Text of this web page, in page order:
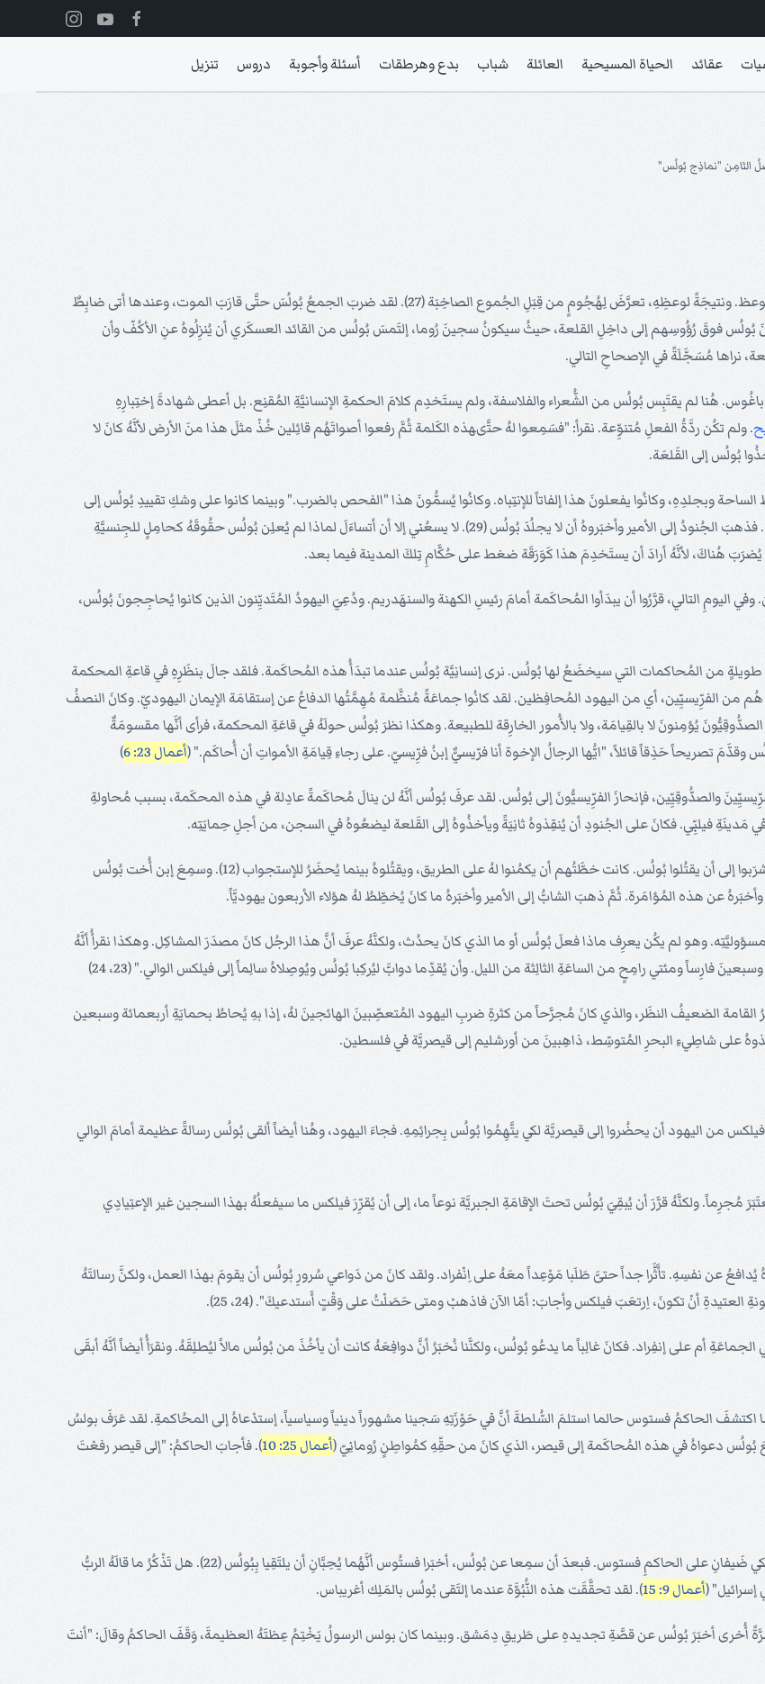
عقائد الحياة المسيحية العائلة شباب بدع وهرطقات أسئلة وأجوبة دروس تنزيل
الثامِن "نماذِج بُولُس"
في الإصحاح الحادِي والعشرين، نقرَأُ أنَّ بُولُس وصَلَ إلى أُورشليم وبدَأَ بالوعظ. ونتيجَةً لوعظِهِ، تعرَّضَ لِهُجُومٍ من قِبَلِ الجُموع الصاخِبَة (27). لقد ضربَ الجمعُ بُولُسَ حتَّى قارَبَ الموت، وعندها أتى ضابِطٌ
بُولُس فوقَ رُؤُوسِهم إلى داخِلِ القلعة، حيثُ سيكونُ سجينَ رُوما، إلتَمسَ بُولُس من القائد العسكَري أن يُنزِلُوهُ عنِ الأكُفّ وأن
نراها مُسَجَّلَةً في الإصحاحِ التالي.
هُنا لم يقتَبِس بُولُس من الشُّعراء والفلاسفة، ولم يستَخدِم كلامَ الحكمةِ الإنسانيَّةِ المُقنِع. بل أعطى شهادةَ إختِبارِهِ
. ولم تكُن ردَّةُ الفعلِ مُتنوِّعة. نقرأ: "فسَمِعوا لهُ حتَّىهذه الكَلمة ثُمَّ رفعوا أصواتَهُم قائِلين خُذْ مثلَ هذا منَ الأرض لأنَّهُ كانَ لا
وبجلدِهِ، وكانُوا يفعلونَ هذا إلفاتاً للإنتِباه. وكانُوا يُسمُّونَ هذا "الفحص بالضرب." وبينما كانوا على وشكِ تقييدِ بُولُس إلى
عامُودٍ لضربِهِ، قالَ بُولُس للجُنود الذينَ كانُوا يُقيِّدُونَهُ أنَّهُ مُواطِنٌ رُومانِيّ. فذهبَ الجُنودُ إلى الأمير وأخبَروهُ أن لا يجلُدَ بُولُس (29). لا يسعُني إلا أن أتساءَلَ لماذا لم يُعلِن بُولُس حقُوقَهُ كحامِلٍ للجِنسيَّةِ
يُضرَبَ هُناكَ، لأنَّهُ أرادَ أن يستَخدِمَ هذا كَوَرَقَة ضغط على حُكَّامِ تِلكَ المدينة فيما بعد.
التالي، قرَّرُوا أن يبدَأوا المُحاكَمة أمامَ رئيسِ الكهنة والسنهَدريم. ودُعِيَ اليهودُ المُتَديِّنون الذين كانوا يُحاجِجونَ بُولُس،
مُحاكمَةٍ من سلسلةٍ طويلةٍ من المُحاكمات التي سيخضَعُ لها بُولُس. نرى إنسانِيَّة بُولُس عندما تبدَأُ هذه المُحاكَمة. فلقد جالَ بنظَرِهِ في قاعةِ المحكمة
الفرِّيسيِّين، أي من اليهود المُحافِظين. لقد كانُوا جماعَةً مُنظَّمة مُهِمَّتُها الدفاعُ عن إستقامَة الإيمان اليهوديّ. وكانَ النصفُ
يُؤمِنونَ لا بالقِيامَة، ولا بالأُمور الخارِقة للطبيعة. وهكذا نظرَ بُولُس حولَهُ في قاعَةِ المحكمة، فرأى أنَّها مقسومَةٌ
تصريحاً حَذِقاً قائلاً، "ايُّها الرجالُ الإخوة أنا فرّيسيٌّ إبنُ فرِّيسيّ. على رجاءِ قِيامَةِ الأمواتِ أن أُحاكَم." (أعمال 23: 6 )
والصدُّوقِيِّين، فإنحازَ الفرِّيسيُّونَ إلى بُولُس. لقد عرفَ بُولُس أنَّهُ لن ينالَ مُحاكَمةً عادِلة في هذه المحكَمة، بسبب مُحاولةِ
فيلبِّي. فكانَ على الجُنودِ أن يُنقِذوهُ ثانِيَةً ويأخذُوهُ إلى القَلعة ليضعُوهُ في السجن، من أجلِ حِمايَتِه.
فقامَ أربعونَ من هؤلاء اليهود بأخذِ عهدٍ على أنفُسِهم بأن لا يأكُلوا ولا يشرَبوا إلى أن يقتُلوا بُولُس. كانت خطَّتُهم أن يكمُنوا لهُ على الطريق، ويقتُلوهُ بينما يُحضَرُ للإستجواب (12). وسمِعَ إبن أُخت بُولُس
عن هذه المُؤامَرة. ثُمَّ ذهبَ الشابُّ إلى الأمير وأخبَرهُ ما كانَ يُخطِّطُ لهُ هؤلاء الأربعون يهوديَّاً.
وهو لم يكُن يعرِف ماذا فعلَ بُولُس أو ما الذي كانَ يحدُث، ولكنَّهُ عرفَ أنَّ هذا الرجُل كانَ مصدَرَ المشاكِل. وهكذا نقرأُ أنَّهُ
فارِساً ومئتي رامِحٍ من الساعَةِ الثالِثة من الليل. وأن يُقدِّما دوابَّ ليُركِبا بُولُس ويُوصِلاهُ سالِماً إلى فيلكس الوالي." (23، 24)
القامة الضعيفُ النظَر، والذي كانَ مُجرَّحاً من كثرةِ ضربِ اليهود المُتعصِّبينَ الهائجينَ لهُ، إذا بهِ يُحاطُ بحمايَةِ أربعمائة وسبعين
على شاطِيءِ البحرِ المُتوسِّط، ذاهِبينَ من أورشليم إلى قيصريَّة في فلسطين.
من اليهود أن يحضُروا إلى قيصريَّة لكي يتَّهِمُوا بُولُس بِجرائِمِهِ. فجاءَ اليهود، وهُنا أيضاً ألقى بُولُس رسالةً عظيمة أمامَ الوالي
ولكنَّهُ قرَّرَ أن يُبقِيَ بُولُس تحتَ الإقامَةِ الجبريَّة نوعاً ما، إلى أن يُقرِّرَ فيلكس ما سيفعلُهُ بهذا السجين غير الإعتِيادِي
عن نفسِهِ. تأَثَّرا جداً حتىَّ طَلَبا مَوْعِداً معَهُ على اِنْفراد. ولقد كانَ من دَواعي سُرورِ بُولُس أن يقومَ بهذا العمل، ولكنَّ رسالتَهُ
العتيدةِ أنْ تكونَ، اِرتعَبَ فيلكس وأجابَ: أمّا الآن فاذهبْ ومتى حَصَلْتُ على وَقْتٍ أَستدعيكَ". (24، 25).
أم على إنفِراد. فكانَ غالِباً ما يدعُو بُولُس، ولكنَّنا نُخبَرُ أنَّ دوافِعَهُ كانت أن يأخُذَ من بُولُس مالاً ليُطلِقَهُ. ونقرَأُ أيضاً أنَّهُ أبقَى
الحاكمُ فستوس حالما استلمَ السُّلطةَ أنَّ في حَوْزَتِهِ سَجينا مشهوراً دينياً وسياسياً، إستدْعاهُ إلى المحُاكمةِ. لقد عَرَفَ بولسُ
بُولُس دعواهُ في هذه المُحاكَمة إلى قيصر، الذي كانَ من حقِّهِ كمُواطِنٍ رُومانِيّ (أعمال 25: 10
). فأجابَ الحاكمُ: "إلى قيصر رفعْتَ
بينما كَانَ يَنْتَظِرُ بولسُ أن يُرَحَّلَ إلى روما، نَزَلَ الملكُ أغريباس وزوجتُهُ برنيكي ضَيفانِ على الحاكمِ فستوس. فبعدَ أن سمِعا عن بُولُس، أخبَرا فستُوس أنَّهُما يُحِبَّانِ أن يلتَقِيا بِبُولُس (22). هل تَذْكُرُ ما قالَهُ الربُّ
(أعمال 9: 15 ). لقد تحقَّقَت هذه النُّبُوَّة عندما إلتَقى بُولُس بالمَلِك أغريباس.
أُخرى أخبَرَ بُولُس عن قصَّةِ تجديدهِ على طَريقِ دِمَشق. وبينما كان بولس الرسولُ يَخْتِمُ عِظتَهُ العظيمةَ، وَقَفَ الحاكمُ وقالَ: "أنتَ